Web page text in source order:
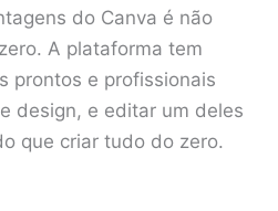
do Canva é não
A plataforma tem
prontos e profissionais
design, e editar um deles
que criar tudo do zero.